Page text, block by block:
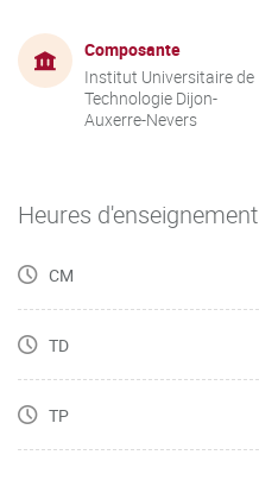
Composante
Institut Universitaire de
Technologie Dijon-
Auxerre-Nevers
Heures d'enseignement
CM
TD
TP